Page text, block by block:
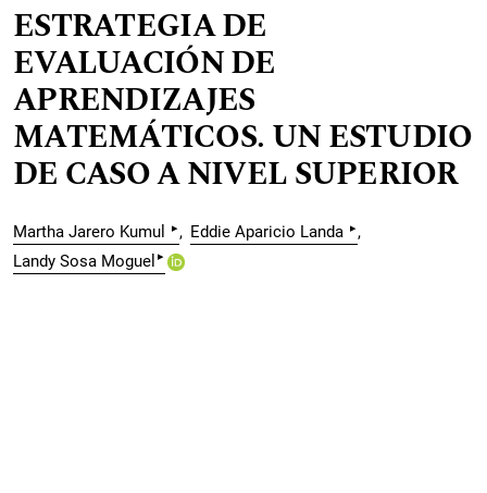
ESTRATEGIA DE
EVALUACIÓN DE
APRENDIZAJES
MATEMÁTICOS. UN ESTUDIO
DE CASO A NIVEL SUPERIOR
Martha Jarero Kumul ▸ Eddie Aparicio Landa ▸
Landy Sosa Moguel ▸